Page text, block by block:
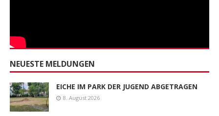
NEUESTE MELDUNGEN
EICHE IM PARK DER JUGEND ABGETRAGEN
8. August 2026